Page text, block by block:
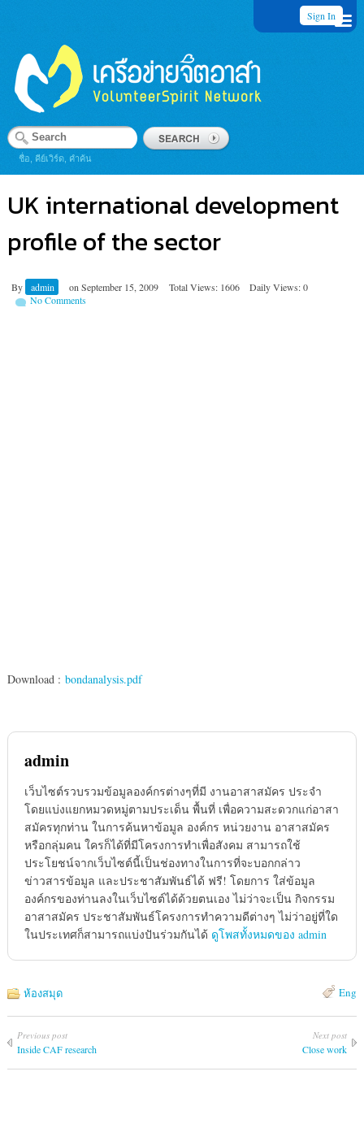
Sign In
ชื่อ, คีย์เวิร์ด, คำค้น
UK international development
profile of the sector
By admin on September 15, 2009 Total Views: 1606
Daily Views: 0
No Comments
Download : bondanalysis.pdf
admin
เว็บไซต์รวบรวมข้อมูลองค์กรต่างๆที่มี งานอาสาสมัคร ประจำ
โดยแบ่งแยกหมวดหมู่ตามประเด็น พื้นที่ เพื่อความสะดวกแก่อาสา
สมัครทุกท่าน ในการค้นหาข้อมูล องค์กร หน่วยงาน อาสาสมัคร
หรือกลุ่มคน ใครก็ได้ที่มีโครงการทำเพื่อสังคม สามารถใช้
ประโยชน์จากเว็บไซต์นี้เป็นช่องทางในการที่จะบอกกล่าว
ข่าวสารข้อมูล และประชาสัมพันธ์ได้ ฟรี! โดยการ ใส่ข้อมูล
องค์กรของท่านลงในเว็บไซต์ได้ด้วยตนเอง ไม่ว่าจะเป็น กิจกรรม
อาสาสมัคร ประชาสัมพันธ์โครงการทำความดีต่างๆ ไม่ว่าอยู่ที่ใด
ในประเทศก็สามารถแบ่งปันร่วมกันได้ ดูโพสทั้งหมดของ admin
Eng
ห้องสมุด
Previous post
Inside CAF research
Next post
Close work